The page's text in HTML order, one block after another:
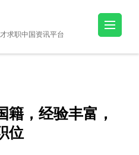
求职中国资讯平台
，经验丰富，
位